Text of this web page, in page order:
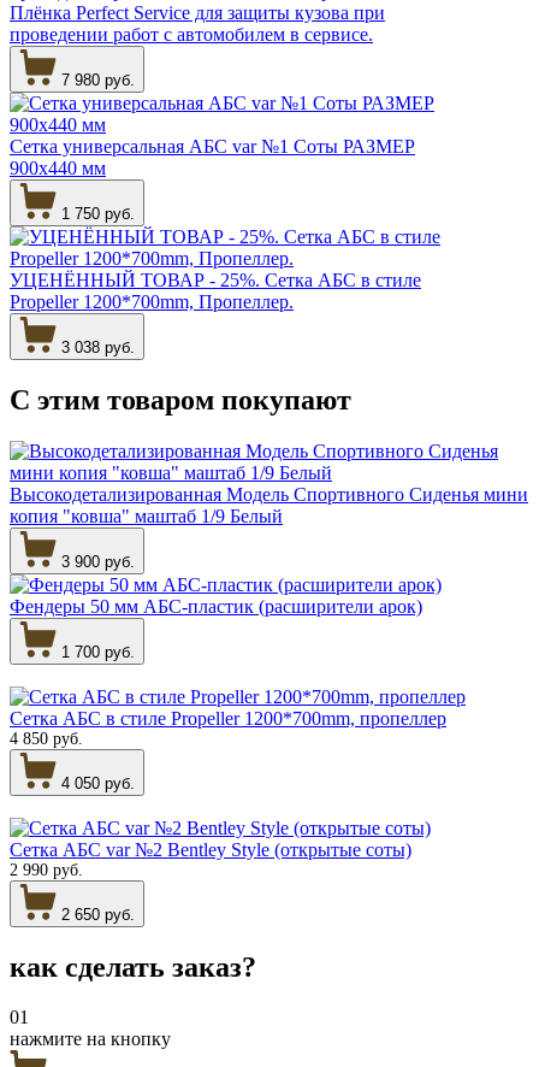
Плёнка Perfect Service для защиты кузова при
проведении работ с автомобилем в сервисе.
7 980 руб.
Сетка универсальная АБС var №1 Соты РАЗМЕР
900х440 мм
1 750 руб.
УЦЕНЁННЫЙ ТОВАР - 25%. Сетка АБС в стиле
Propeller 1200*700mm, Пропеллер.
3 038 руб.
С этим товаром покупают
Высокодетализированная Модель Спортивного Сиденья мини
копия "ковша" маштаб 1/9 Белый
3 900 руб.
Фендеры 50 мм АБС-пластик (расширители арок)
1 700 руб.
Сетка АБС в стиле Propeller 1200*700mm, пропеллер
4 850 руб.
4 050 руб.
Сетка АБС var №2 Bentley Style (открытые соты)
2 990 руб.
2 650 руб.
как сделать заказ?
01
нажмите на кнопку